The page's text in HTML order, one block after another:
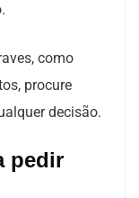
como
procure
decisão.
pedir